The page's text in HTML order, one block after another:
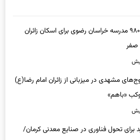
آماده‌باش ۹۸۰ مدرسه خراسان رضوی برای اسکان زائران
صفر
مشهدی در میزبانی از زائران امام رضا(ع)
«باهم»
برای تحول فناوری در صنایع معدنی کرمان/